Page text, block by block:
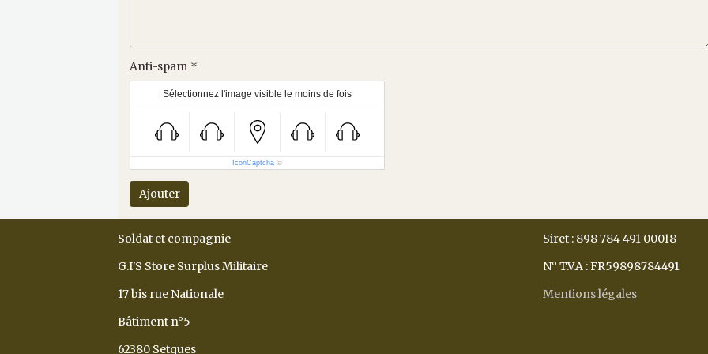
Anti-spam
Sélectionnez l'image visible le moins de fois
IconCaptcha ©
Ajouter
Soldat et compagnie
G.I'S Store Surplus Militaire
17 bis rue Nationale
Bâtiment n°5
62380 Setques
Siret : 898 784 491 00018
N° T.V.A : FR59898784491
Mentions légales